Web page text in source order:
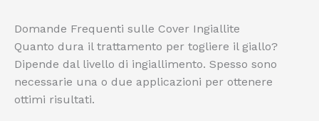
Domande Frequenti sulle Cover Ingiallite
Quanto dura il trattamento per togliere il giallo?
Dipende dal livello di ingiallimento. Spesso sono
necessarie una o due applicazioni per ottenere
ottimi risultati.